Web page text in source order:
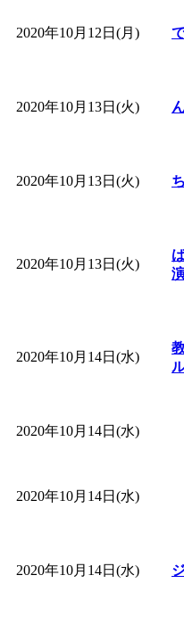
de 健康
皆鶴
～」 受
「みな
de 健康
2020年10月12日(月)
2020年10月13日(火)
2020年10月13日(火)
2020年10月13日(火)
2020年10月14日(水)
2020年10月14日(水)
2020年10月14日(水)
2020年10月14日(水)